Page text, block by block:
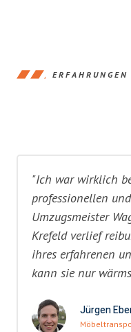
ERFAHRUNGEN
"Ich war wirklich
professionellen
Umzugsmeister
Krefeld verlief
ihres erfahrenen
kann sie nur
Jürgen